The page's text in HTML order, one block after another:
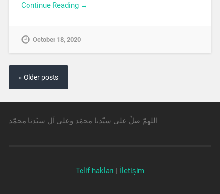
Continue Reading →
October 18, 2020
« Older posts
اللهمّ صلِّ على سيّدنا محمّد وعلى آل سيّدنا محمّد
Telif hakları | İletişim